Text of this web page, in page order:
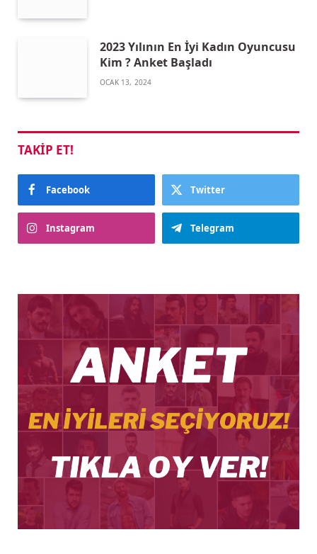
2023 Yılının En İyi Kadın Oyuncusu
Kim ? Anket Başladı
OCAK 13, 2024
TAKIP ET!
Facebook Twitter
Instagram Telegram